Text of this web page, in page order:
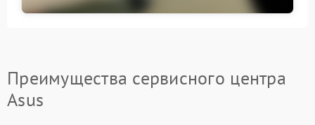
Преимущества сервисного центра
Asus